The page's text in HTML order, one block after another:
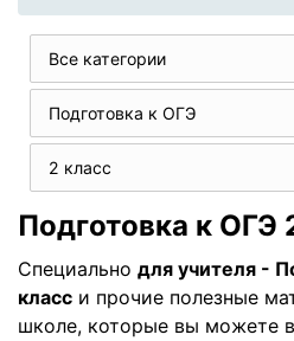
Все категории
Подготовка к ОГЭ
2 класс
Подготовка к ОГЭ
Специально для учителя -
класс и прочие полезные
школе, которые вы можете